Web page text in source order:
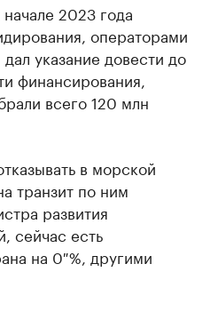
2023 года
операторами
указание довести до
финансирования,
всего 120 млн
в морской
транзит по ним
развития
сейчас есть
на 0 %, другими